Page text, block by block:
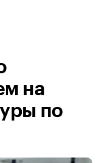
на
по